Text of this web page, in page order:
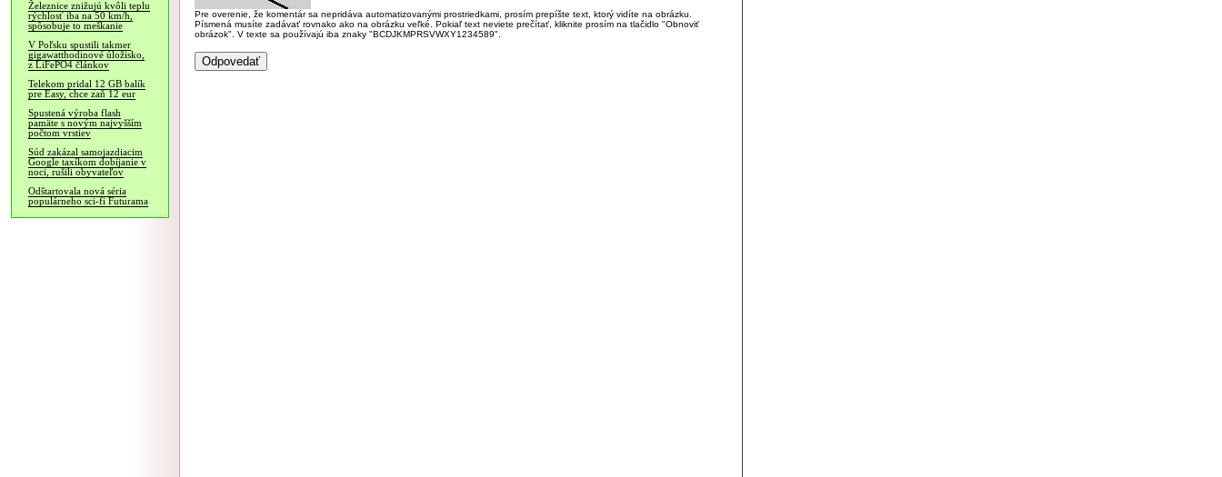
Železnice znižujú kvôli teplu
rýchlosť iba na 50 km/h,
spôsobuje to meškanie
V Poľsku spustili takmer
gigawatthodinové úložisko,
z LiFePO4 článkov
Telekom pridal 12 GB balík
pre Easy, chce zaň 12 eur
Spustená výroba flash
pamäte s novým najvyšším
počtom vrstiev
Súd zakázal samojazdiacim
Google taxíkom dobíjanie v
noci, rušili obyvateľov
Odštartovala nová séria
populárneho sci-fi Futurama
Pre overenie, že komentár sa nepridáva automatizovanými prostriedkami, prosím prepíšte text, ktorý vidíte na obrázku.
Písmená musíte zadávať rovnako ako na obrázku veľké. Pokiaľ text neviete prečítať, kliknite prosím na tlačidlo "Obnoviť
obrázok". V texte sa používajú iba znaky "BCDJKMPRSVWXY1234589".